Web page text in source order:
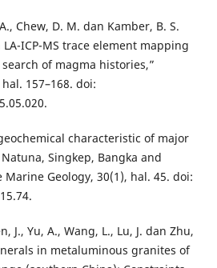
Chew, D. M. dan Kamber, B. S.
ICP-MS trace element mapping
of magma histories,”
157–168. doi:
characteristic of major
Singkep, Bangka and
Geology, 30(1), hal. 45. doi:
J., Yu, A., Wang, L., Lu, J. dan Zhu,
in metaluminous granites of